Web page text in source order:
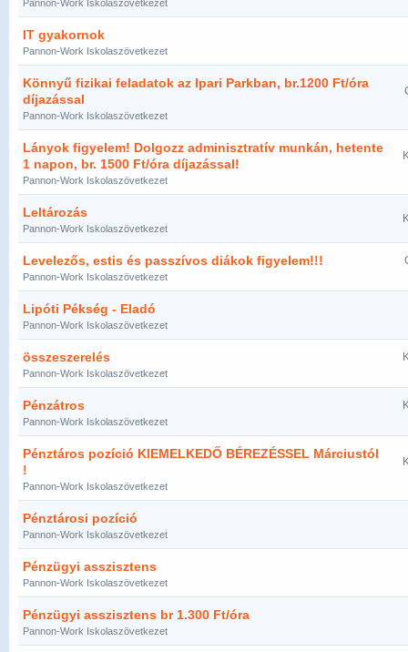
Pannon-Work Iskolaszövetkezet
IT gyakornok
Pannon-Work Iskolaszövetkezet
Könnyű fizikai feladatok az Ipari Parkban, br.1200 Ft/óra
díjazással
Pannon-Work Iskolaszövetkezet
Lányok figyelem! Dolgozz adminisztratív munkán, hetente
1 napon, br. 1500 Ft/óra díjazással!
Pannon-Work Iskolaszövetkezet
Leltározás
Pannon-Work Iskolaszövetkezet
Levelezős, estis és passzívos diákok figyelem!!!
Pannon-Work Iskolaszövetkezet
Lipóti Pékség - Eladó
Pannon-Work Iskolaszövetkezet
összeszerelés
Pannon-Work Iskolaszövetkezet
Pénzátros
Pannon-Work Iskolaszövetkezet
Pénztáros pozíció KIEMELKEDŐ BÉREZÉSSEL Márciustól
!
Pannon-Work Iskolaszövetkezet
Pénztárosi pozíció
Pannon-Work Iskolaszövetkezet
Pénzügyi asszisztens
Pannon-Work Iskolaszövetkezet
Pénzügyi asszisztens br 1.300 Ft/óra
Pannon-Work Iskolaszövetkezet